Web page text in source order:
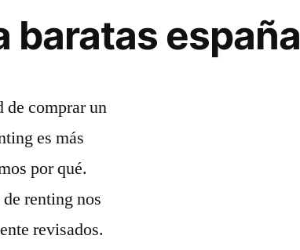
baratas españa
de comprar un
es más
por qué.
renting nos
revisados.